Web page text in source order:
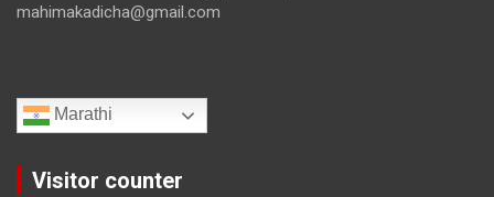
mahimakadicha@gmail.com
Marathi
Visitor counter